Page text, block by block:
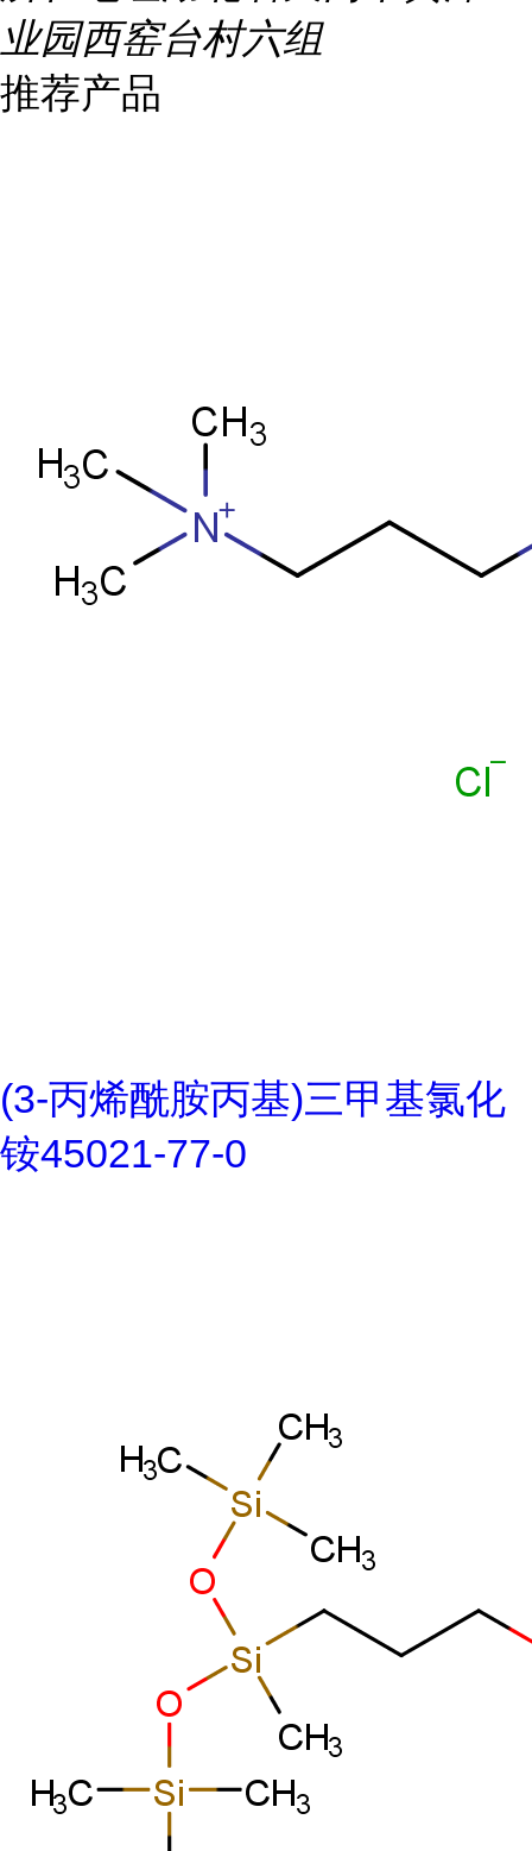
业园西窑台村六组
推荐产品
(3-丙烯酰胺丙基)三甲基氯化
铵45021-77-0